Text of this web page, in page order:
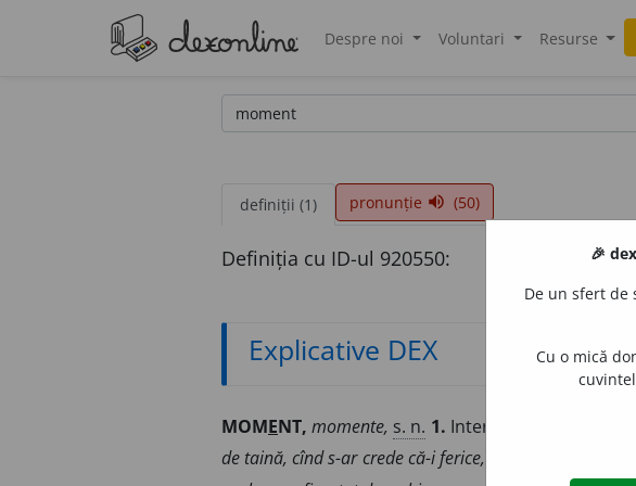
Despre noi Voluntari Resurse
definiții (1) pronunție volume_up (50)
Definiția cu ID-ul 920550:
Explicative DEX
MOMENT, momente, s. n. 1. Interval scurt de
de taină, cînd s-ar crede că-i ferice, Poate-ar învia în
🎉
De un sfert de
Cu o mică